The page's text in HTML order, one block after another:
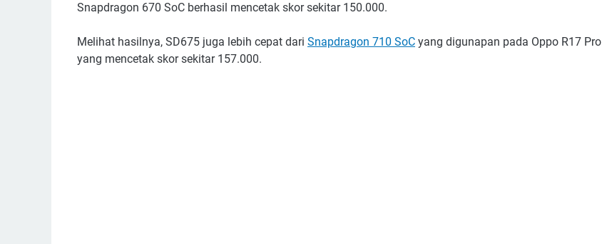
Snapdragon 670 SoC berhasil mencetak skor sekitar 150.000.
Melihat hasilnya, SD675 juga lebih cepat dari Snapdragon 710 SoC yang digunapan pada Oppo R17 Pro
yang mencetak skor sekitar 157.000.